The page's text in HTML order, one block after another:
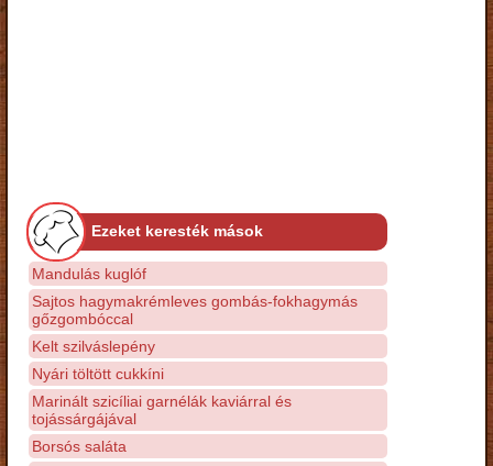
Ezeket keresték mások
Mandulás kuglóf
Sajtos hagymakrémleves gombás-fokhagymás
gőzgombóccal
Kelt szilváslepény
Nyári töltött cukkíni
Marinált szicíliai garnélák kaviárral és
tojássárgájával
Borsós saláta